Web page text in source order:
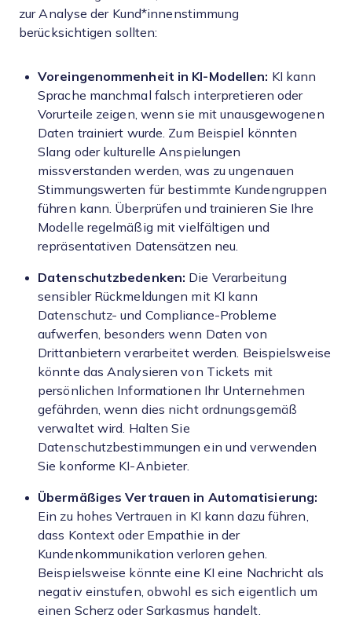
zur Analyse der Kund*innenstimmung
berücksichtigen sollten:
Voreingenommenheit in KI-Modellen: KI kann
Sprache manchmal falsch interpretieren oder
Vorurteile zeigen, wenn sie mit unausgewogenen
Daten trainiert wurde. Zum Beispiel könnten
Slang oder kulturelle Anspielungen
missverstanden werden, was zu ungenauen
Stimmungswerten für bestimmte Kundengruppen
führen kann. Überprüfen und trainieren Sie Ihre
Modelle regelmäßig mit vielfältigen und
repräsentativen Datensätzen neu.
Datenschutzbedenken: Die Verarbeitung
sensibler Rückmeldungen mit KI kann
Datenschutz- und Compliance-Probleme
aufwerfen, besonders wenn Daten von
Drittanbietern verarbeitet werden. Beispielsweise
könnte das Analysieren von Tickets mit
persönlichen Informationen Ihr Unternehmen
gefährden, wenn dies nicht ordnungsgemäß
verwaltet wird. Halten Sie
Datenschutzbestimmungen ein und verwenden
Sie konforme KI-Anbieter.
Übermäßiges Vertrauen in Automatisierung:
Ein zu hohes Vertrauen in KI kann dazu führen,
dass Kontext oder Empathie in der
Kundenkommunikation verloren gehen.
Beispielsweise könnte eine KI eine Nachricht als
negativ einstufen, obwohl es sich eigentlich um
einen Scherz oder Sarkasmus handelt.